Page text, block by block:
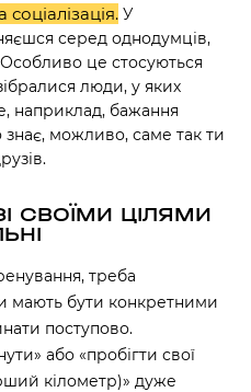
У
серед однодумців,
це стосуються
люди, у яких
наприклад, бажання
можливо, саме так ти
СВОЇМИ ЦІЛЯМИ
треба
мають бути конкретними
поступово.
або «пробігти свої
кілометр)» дуже